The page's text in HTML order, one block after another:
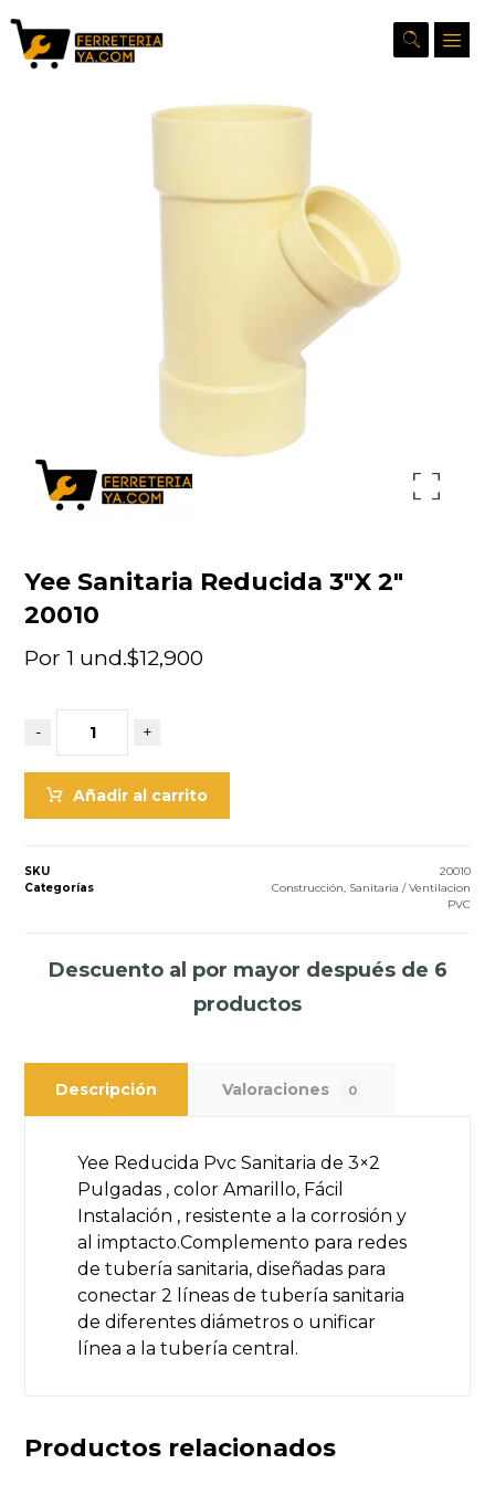
Yee Sanitaria Reducida 3″X 2″
20010
$12,900
Por 1 und.
- +
Añadir al carrito
SKU
20010
Categorías
Construcción Sanitaria / Ventilacion
PVC
Descuento al por mayor después de 6
productos
Descripción Valoraciones 0
Yee Reducida Pvc Sanitaria de 3×2
Pulgadas , color Amarillo, Fácil
Instalación , resistente a la corrosión y
al imptacto.Complemento para redes
de tubería sanitaria, diseñadas para
conectar 2 líneas de tubería sanitaria
de diferentes diámetros o unificar
línea a la tubería central.
Productos relacionados